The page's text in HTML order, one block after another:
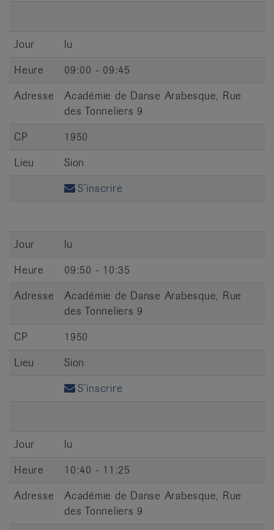
Jour
lu
Heure
09:00 - 09:45
Adresse
Académie de Danse Arabesque, Rue
des Tonneliers 9
CP
1950
Lieu
Sion
S’inscrire
Jour
lu
Heure
09:50 - 10:35
Adresse
Académie de Danse Arabesque, Rue
des Tonneliers 9
CP
1950
Lieu
Sion
S’inscrire
Jour
lu
Heure
10:40 - 11:25
Adresse
Académie de Danse Arabesque, Rue
des Tonneliers 9